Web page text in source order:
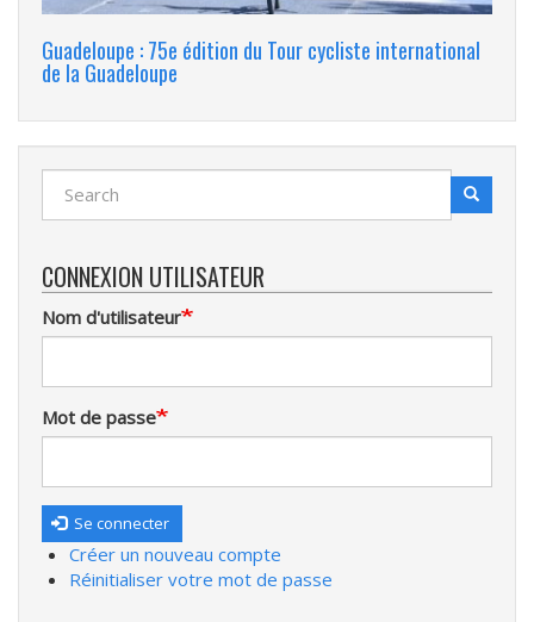
Guadeloupe : 75e édition du Tour cycliste international
de la Guadeloupe
Recherche Search
CONNEXION UTILISATEUR
Nom d'utilisateur
Mot de passe
Se connecter
Créer un nouveau compte
Réinitialiser votre mot de passe